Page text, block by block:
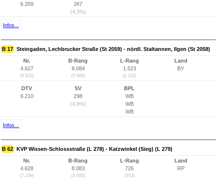
6.209
267
(4,3%)
Infos...
B 17 Steingaden, Lechbrucker Straße (St 2059) - nördl. Staltannen, Ilgen (St 2058)
Nr.
4.627
(4.932)
B-Rang
8.084
(5.686)
L-Rang
1.523
(1.110)
Land
BY
DTV
6.210
SV
298
(4,8%)
BPL
WB
WB
WB
Infos...
B 62 KVP Wissen-Schlossstraße (L 278) - Katzwinkel (Sieg) (L 279)
Nr.
4.628
(7.239)
B-Rang
8.083
(5.685)
L-Rang
726
(553)
Land
RP